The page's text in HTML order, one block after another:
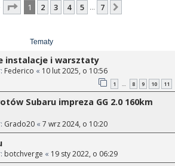
Strona z7
1 2 3 4 5 … 7
Tematy
instalacje i warsztaty
Federico « 10 lut 2025, o 10:56
1 … 8 9 10 11
Subaru impreza GG 2.0 160km
Grado20 « 7 wrz 2024, o 10:20
botchverge « 19 sty 2022, o 06:29